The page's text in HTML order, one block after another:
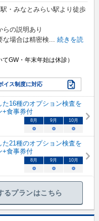
駅・みなとみらい駅より徒歩
らの説明あり
な場合は精密検
続きを読
GW・年末年始は休診）
イス制度に対応
た16種のオプション検査を
+食事券付
8 月 9 月 10月
○ ○ ○
た21種のオプション検査を
+食事券付
8 月 9 月 10月
○ ○ ○
るプランはこちら